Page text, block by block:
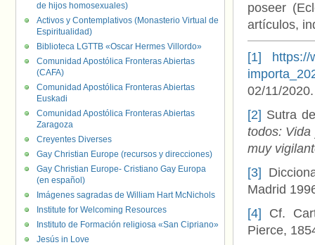
poseer
artículos,
[1]
https://
02/11/2020.
[2] Sutra
todos: Vida
muy
[3]
Madrid
[4] Cf.
Pierce,
de hijos homosexuales)
Activos y Contemplativos (Monasterio Virtual de
Espiritualidad)
Biblioteca LGTTB «Oscar Hermes Villordo»
Comunidad Apostólica Fronteras Abiertas
(CAFA)
Comunidad Apostólica Fronteras Abiertas
Euskadi
Comunidad Apostólica Fronteras Abiertas
Zaragoza
Creyentes Diverses
Gay Christian Europe (recursos y direcciones)
Gay Christian Europe- Cristiano Gay Europa
(en español)
Imágenes sagradas de William Hart McNichols
Institute for Welcoming Resources
Instituto de Formación religiosa «San Cipriano»
Jesús in Love